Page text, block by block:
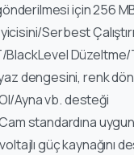
için 256
Serbest
dengesini, renk
Ayna vb. desteği
standardına
güç kaynağını